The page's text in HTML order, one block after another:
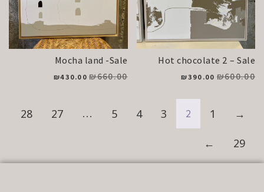
Hot chocolate 2 – Sale
₪600.00
₪390.00
Mocha land -Sale
₪660.00
₪430.00
→
1
2
3
4
5
…
27
28
29
←